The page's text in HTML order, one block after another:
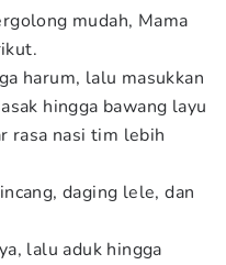
mudah, Mama
harum, lalu masukkan
hingga bawang layu
rasa nasi tim lebih
daging lele, dan
lalu aduk hingga